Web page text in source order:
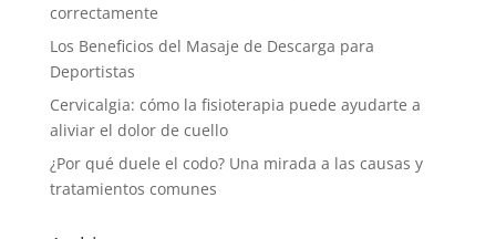
correctamente
Los Beneficios del Masaje de Descarga para
Deportistas
Cervicalgia: cómo la fisioterapia puede ayudarte a
aliviar el dolor de cuello
¿Por qué duele el codo? Una mirada a las causas y
tratamientos comunes